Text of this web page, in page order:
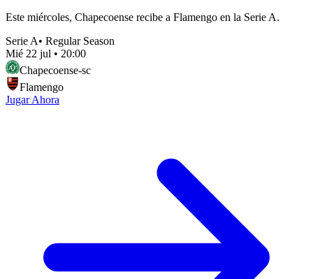
Este miércoles, Chapecoense recibe a Flamengo en la Serie A.
Serie A• Regular Season
Mié 22 jul • 20:00
Chapecoense-sc
Flamengo
Jugar Ahora